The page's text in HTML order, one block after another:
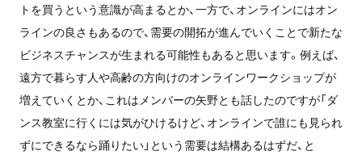
トを買うという意識が高まるとか、一方で、オンラインにはオン
ラインの良さもあるので、需要の開拓が進んでいくことで新たな
ビジネスチャンスが生まれる可能性もあると思います。例えば、
遠方で暮らす人や高齢の方向けのオンラインワークショップが
増えていくとか、これはメンバーの矢野とも話したのですが「ダ
ンス教室に行くには気がひけるけど、オンラインで誰にも見られ
ずにできるなら踊りたい」という需要は結構あるはずだ、と